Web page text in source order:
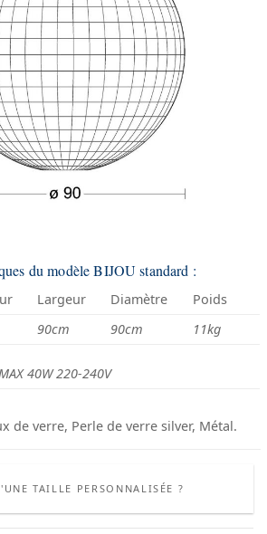
du modèle BIJOU standard :
Largeur Diamètre
Poids
90cm 90cm 11kg
40W 220-240V
de verre, Perle de verre silver, Métal.
TAILLE PERSONNALISÉE ?